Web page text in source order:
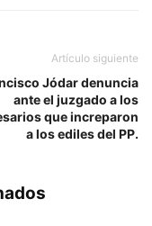
Artículo siguiente
Jódar denuncia
ante el juzgado a los
que increparon
a los ediles del PP.